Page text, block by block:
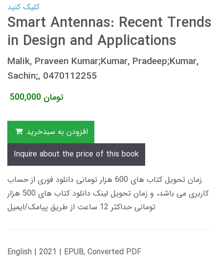
کلیک کنید
Smart Antennas: Recent Trends
in Design and Applications
Malik, Praveen Kumar;Kumar, Pradeep;Kumar,
Sachin;, 0470112255
500,000 تومان
افزودن به سبدخرید
Inquire about the price of this book
زمان تحویل کتاب های 600 هزار تومانی دانلود فوری از حساب
کاربری می باشد، و زمان تحویل لینک دانلود کتاب های 500 هزار
تومانی حداکثر 12 ساعت از طریق پیامک/ایمیل
English | 2021 | EPUB, Converted PDF